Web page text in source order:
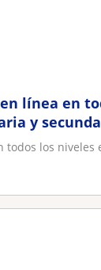
línea en
y
todos los